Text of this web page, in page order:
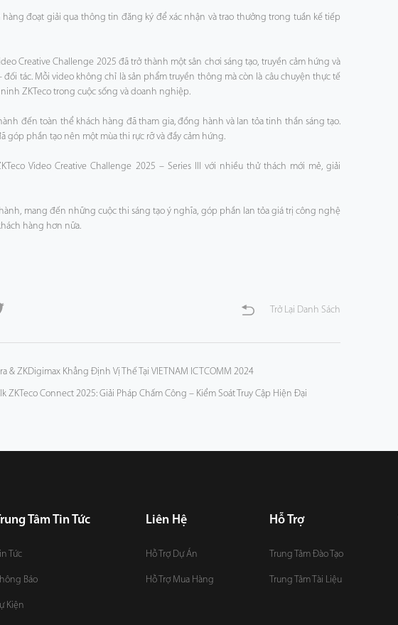
hàng đoạt giải qua thông tin đăng ký để xác nhận và trao thưởng trong tuần kế tiếp
Creative Challenge 2025 đã trở thành một sân chơi sáng tạo, truyền cảm hứng và
tác. Mỗi video không chỉ là sản phẩm truyền thông mà còn là câu chuyện thực tế
ZKTeco trong cuộc sống và doanh nghiệp.
đến toàn thể khách hàng đã tham gia, đồng hành và lan tỏa tinh thần sáng tạo.
góp phần tạo nên một mùa thi rực rỡ và đầy cảm hứng.
Video Creative Challenge 2025 – Series III với nhiều thử thách mới mẻ, giải
mang đến những cuộc thi sáng tạo ý nghĩa, góp phần lan tỏa giá trị công nghệ
hàng hơn nữa.
Trở Lại Danh Sách
& ZKDigimax Khẳng Định Vị Thế Tại VIETNAM ICTCOMM 2024
ZKTeco Connect 2025: Giải Pháp Chấm Công – Kiểm Soát Truy Cập Hiện Đại
Tâm Tin Tức
Tức
Báo
Kiện
Liên Hệ
Hỗ Trợ Dự Án
Hỗ Trợ Mua Hàng
Hỗ Trợ
Trung Tâm Đào Tạo
Trung Tâm Tài Liệu